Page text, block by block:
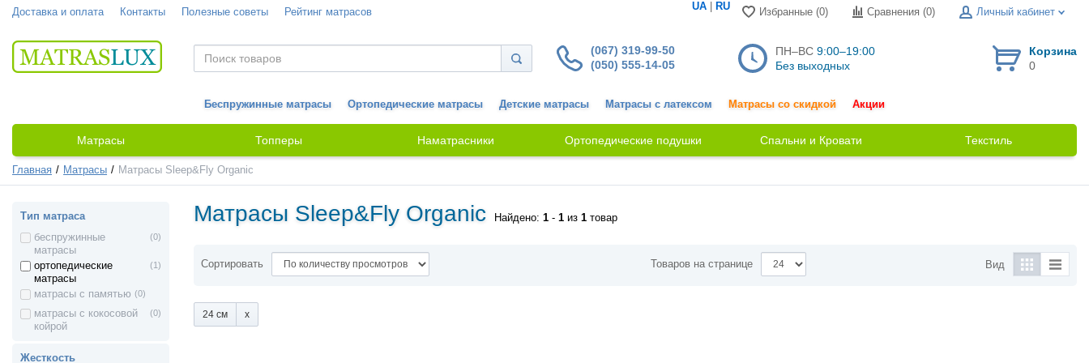
Доставка и оплата Контакты Полезные советы Рейтинг матрасов UA RU Избранные (0) Сравнения (0) Личный кабинет
(067) 319-99-50
(050) 555-14-05
ПН–ВС 9:00–19:00
Без выходных
Корзина
0
Беспружинные матрасы Ортопедические матрасы Детские матрасы Матрасы с латексом Матрасы со скидкой Акции
Матрасы Топперы Наматрасники Ортопедические подушки Спальни и Кровати Текстиль
Главная Матрасы Матрасы Sleep&Fly Organic
Тип матраса
беспружинные
матрасы
(0)
ортопедические
матрасы
(1)
матрасы с памятью (0)
матрасы с кокосовой
койрой
(0)
Жесткость
Матрасы Sleep&Fly Organic Найдено: 1 - 1 из 1 товар
Сортировать Товаров на странице Вид
24 см